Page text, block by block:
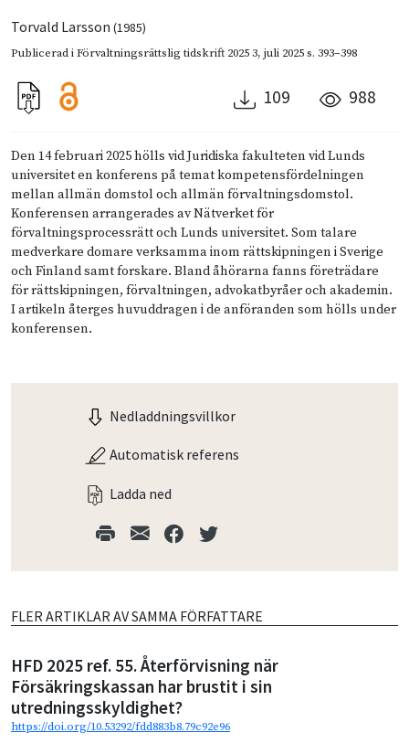
Torvald Larsson (1985)
Publicerad iFörvaltningsrättslig tidskrift 2025 3, juli 2025s. 393–398
109 988
Den 14 februari 2025 hölls vid Juridiska fakulteten vid Lunds
universitet en konferens på temat kompetensfördelningen
mellan allmän domstol och allmän förvaltningsdomstol.
Konferensen arrangerades av Nätverket för
förvaltningsprocessrätt och Lunds universitet. Som talare
medverkare domare verksamma inom rättskipningen i Sverige
och Finland samt forskare. Bland åhörarna fanns företrädare
för rättskipningen, förvaltningen, advokatbyråer och akademin.
I artikeln återges huvuddragen i de anföranden som hölls under
konferensen.
Nedladdningsvillkor
Automatisk referens
Ladda ned
FLER ARTIKLAR AV SAMMA FÖRFATTARE
HFD 2025 ref. 55. Återförvisning när
Försäkringskassan har brustit i sin
utredningsskyldighet?
https://doi.org/10.53292/fdd883b8.79c92e96